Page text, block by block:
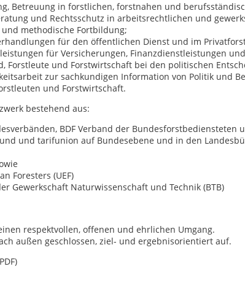
Betreuung in forstlichen, forstnahen und
und Rechtsschutz in arbeitsrechtlichen und
methodische Fortbildung;
für den öffentlichen Dienst und im
für Versicherungen, Finanzdienstleistungen
Forstleute und Forstwirtschaft bei den politischen
zur sachkundigen Information von Politik und
und Forstwirtschaft.
bestehend aus:
BDF Verband der Bundesforstbediensteten
und tarifunion auf Bundesebene und in den
Foresters (UEF)
Gewerkschaft Naturwissenschaft und Technik (BTB)
respektvollen, offenen und ehrlichen Umgang.
außen geschlossen, ziel- und ergebnisorientiert auf.